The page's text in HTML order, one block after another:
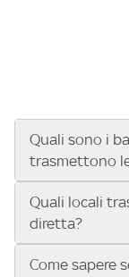
Quali sono i
trasmettono
Se cerchi un
vedere le partite
UEFA
Conference
Quali locali
diretta?
Vuoi sapere
Come sapere